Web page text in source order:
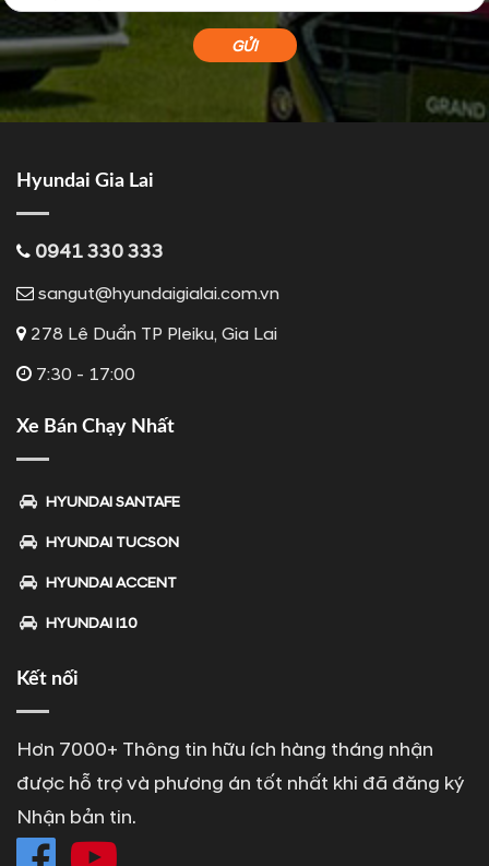
Hyundai Gia Lai
0941 330 333
sangut@hyundaigialai.com.vn
278 Lê Duẩn TP Pleiku, Gia Lai
7:30 - 17:00
Xe Bán Chạy Nhất
HYUNDAI SANTAFE
HYUNDAI TUCSON
HYUNDAI ACCENT
HYUNDAI I10
Kết nối
Hơn 7000+ Thông tin hữu ích hàng tháng nhận
được hỗ trợ và phương án tốt nhất khi đã đăng ký
Nhận bản tin.